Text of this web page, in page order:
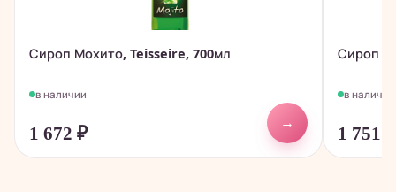
Сироп Мохито, Teisseire, 700мл
в наличии
1 672 ₽
→
Сироп
в наличии
1 751